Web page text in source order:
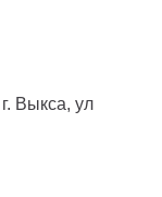
Выкса, ул